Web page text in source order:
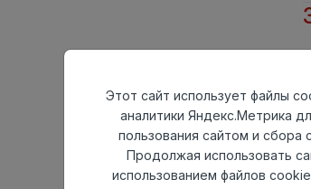
Этот сайт использует файлы
аналитики Яндекс.Метрика
пользования сайтом и сбора
Продолжая использовать
использованием файлов